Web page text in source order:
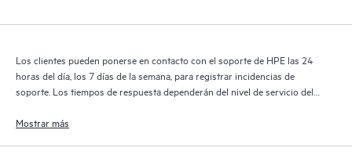
proporcionan, además, un portal de recursos de conocimiento
los recursos de HPE, que impulsan la excelencia de las
operaciones y optimizan el rendimiento, del extremo a la nube.
Los clientes pueden ponerse en contacto con el soporte de HPE las 24
horas del día, los 7 días de la semana, para registrar incidencias de
soporte. Los tiempos de respuesta dependerán del nivel de servicio del
Mostrar más